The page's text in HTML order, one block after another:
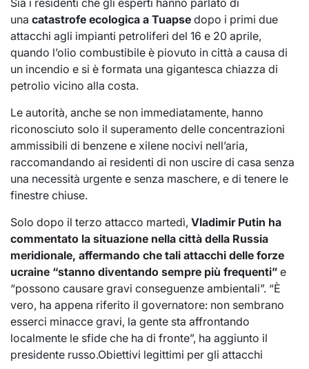
una catastrofe ecologica a Tuapse dopo i primi due
attacchi agli impianti petroliferi del 16 e 20 aprile,
quando l’olio combustibile è piovuto in città a causa di
un incendio e si è formata una gigantesca chiazza di
petrolio vicino alla costa.
Le autorità, anche se non immediatamente, hanno
riconosciuto solo il superamento delle concentrazioni
ammissibili di benzene e xilene nocivi nell’aria,
raccomandando ai residenti di non uscire di casa senza
una necessità urgente e senza maschere, e di tenere le
finestre chiuse.
Solo dopo il terzo attacco martedì, Vladimir Putin ha
commentato la situazione nella città della Russia
meridionale, affermando che tali attacchi delle forze
ucraine “stanno diventando sempre più frequenti” e
“possono causare gravi conseguenze ambientali”. “È
vero, ha appena riferito il governatore: non sembrano
esserci minacce gravi, la gente sta affrontando
localmente le sfide che ha di fronte”, ha aggiunto il
presidente russo.Obiettivi legittimi per gli attacchi